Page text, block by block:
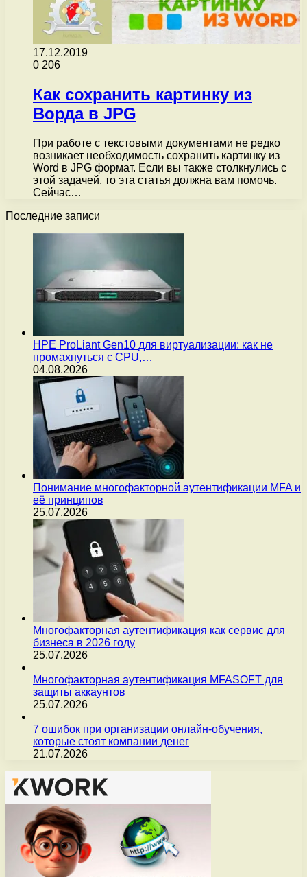
17.12.2019
0 206
Как сохранить картинку из
Ворда в JPG
При работе с текстовыми документами не редко
возникает необходимость сохранить картинку из
Word в JPG формат. Если вы также столкнулись с
этой задачей, то эта статья должна вам помочь.
Сейчас…
Последние записи
HPE ProLiant Gen10 для виртуализации: как не
промахнуться с CPU,…
04.08.2026
Понимание многофакторной аутентификации MFA и
её принципов
25.07.2026
Многофакторная аутентификация как сервис для
бизнеса в 2026 году
25.07.2026
Многофакторная аутентификация MFASOFT для
защиты аккаунтов
25.07.2026
7 ошибок при организации онлайн-обучения,
которые стоят компании денег
21.07.2026